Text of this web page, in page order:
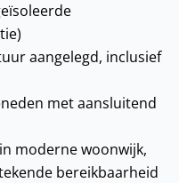
aangelegd, inclusief
met aansluitend
moderne woonwijk,
bereikbaarheid